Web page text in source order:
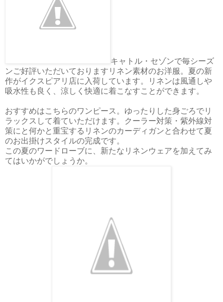
キャトル・セゾンで毎シーズ
ンご好評いただいておりますリネン素材のお洋服。夏の新
作がイクスピアリ店に入荷しています。リネンは風通しや
吸水性も良く、涼しく快適に着こなすことができます。
おすすめはこちらのワンピース。ゆったりした身ごろでリ
ラックスして着ていただけます。クーラー対策・紫外線対
策にと何かと重宝するリネンのカーディガンと合わせて夏
のお出掛けスタイルの完成です。
この夏のワードローブに、新たなリネンウェアを加えてみ
てはいかがでしょうか。